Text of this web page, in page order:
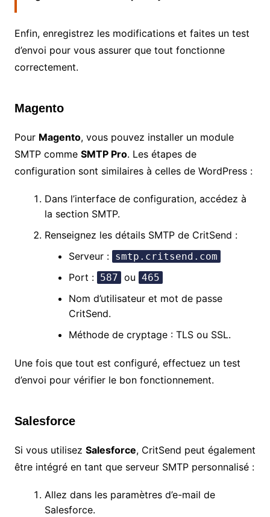
Enfin, enregistrez les modifications et faites un test
d’envoi pour vous assurer que tout fonctionne
correctement.
Magento
Pour Magento, vous pouvez installer un module
SMTP comme SMTP Pro. Les étapes de
configuration sont similaires à celles de WordPress :
Dans l’interface de configuration, accédez à
la section SMTP.
Renseignez les détails SMTP de CritSend :
Serveur : smtp.critsend.com
Port : 587 ou 465
Nom d’utilisateur et mot de passe
CritSend.
Méthode de cryptage : TLS ou SSL.
Une fois que tout est configuré, effectuez un test
d’envoi pour vérifier le bon fonctionnement.
Salesforce
Si vous utilisez Salesforce, CritSend peut également
être intégré en tant que serveur SMTP personnalisé :
Allez dans les paramètres d’e-mail de
Salesforce.